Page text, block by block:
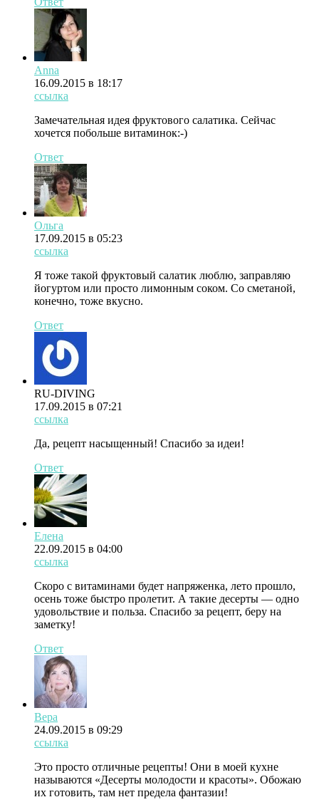
Anna
16.09.2015 в 18:17
ссылка
Замечательная идея фруктового салатика. Сейчас
хочется побольше витаминок:-)
Ответ
Ольга
17.09.2015 в 05:23
ссылка
Я тоже такой фруктовый салатик люблю, заправляю
йогуртом или просто лимонным соком. Со сметаной,
конечно, тоже вкусно.
Ответ
RU-DIVING
17.09.2015 в 07:21
ссылка
Да, рецепт насыщенный! Спасибо за идеи!
Ответ
Елена
22.09.2015 в 04:00
ссылка
Скоро с витаминами будет напряженка, лето прошло,
осень тоже быстро пролетит. А такие десерты — одно
удовольствие и польза. Спасибо за рецепт, беру на
заметку!
Ответ
Вера
24.09.2015 в 09:29
ссылка
Это просто отличные рецепты! Они в моей кухне
называются «Десерты молодости и красоты». Обожаю
их готовить, там нет предела фантазии!